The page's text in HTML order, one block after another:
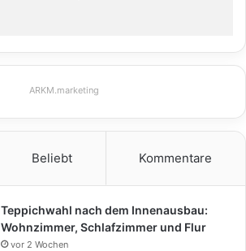
ARKM.marketing
Beliebt Kommentare
Teppichwahl nach dem Innenausbau:
Wohnzimmer, Schlafzimmer und Flur
vor 2 Wochen